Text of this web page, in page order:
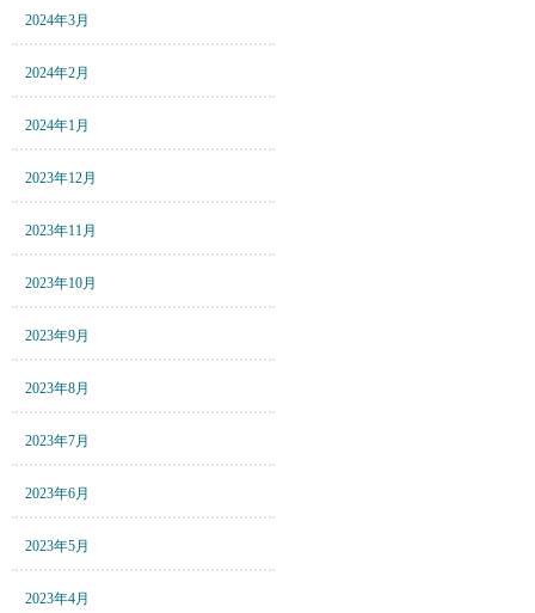
2024年3月
2024年2月
2024年1月
2023年12月
2023年11月
2023年10月
2023年9月
2023年8月
2023年7月
2023年6月
2023年5月
2023年4月